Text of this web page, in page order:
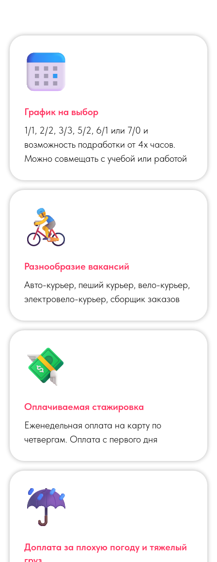
График на выбор
1/1, 2/2, 3/3, 5/2, 6/1 или 7/0 и
возможность подработки от 4х часов.
Можно совмещать с учебой или работой
Разнообразие вакансий
Авто-курьер, пеший курьер, вело-курьер,
электровело-курьер, сборщик заказов
Оплачиваемая стажировка
Еженедельная оплата на карту по
четвергам. Оплата с первого дня
Доплата за плохую погоду и тяжелый